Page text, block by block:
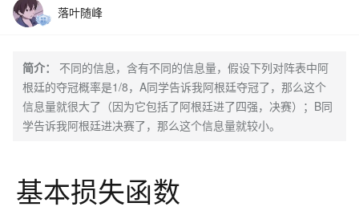
落叶随峰
简介：
不同的信息，含有不同的信息量，假设下列对阵表中阿
根廷的夺冠概率是1/8，A同学告诉我阿根廷夺冠了，那么这个
信息量就很大了（因为它包括了阿根廷进了四强，决赛）；B同
学告诉我阿根廷进决赛了，那么这个信息量就较小。
基本损失函数